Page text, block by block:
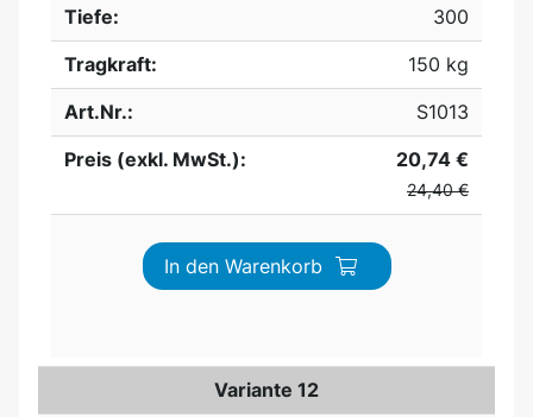
Tiefe:
300
Tragkraft:
150 kg
Art.Nr.:
S1013
Preis (exkl. MwSt.):
20,74 €
24,40 €
In den Warenkorb
Variante 12